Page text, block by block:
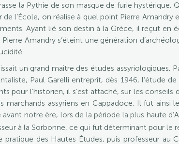
la Pythie de son masque de furie hystérique.
l’École, on réalise à quel point Pierre
Ayant lié son destin à la Grèce, il reçut en
Amandry s’éteint une génération
un grand maître des études assyriologiques,
Paul Garelli entreprit, dès 1946, l’étude
pour l’historien, il s’est attaché, sur les conseils
marchands assyriens en Cappadoce. Il fut ainsi
avant notre ère, lors de la période la plus haute
à la Sorbonne, ce qui fut déterminant pour le
des Hautes Études, puis professeur au